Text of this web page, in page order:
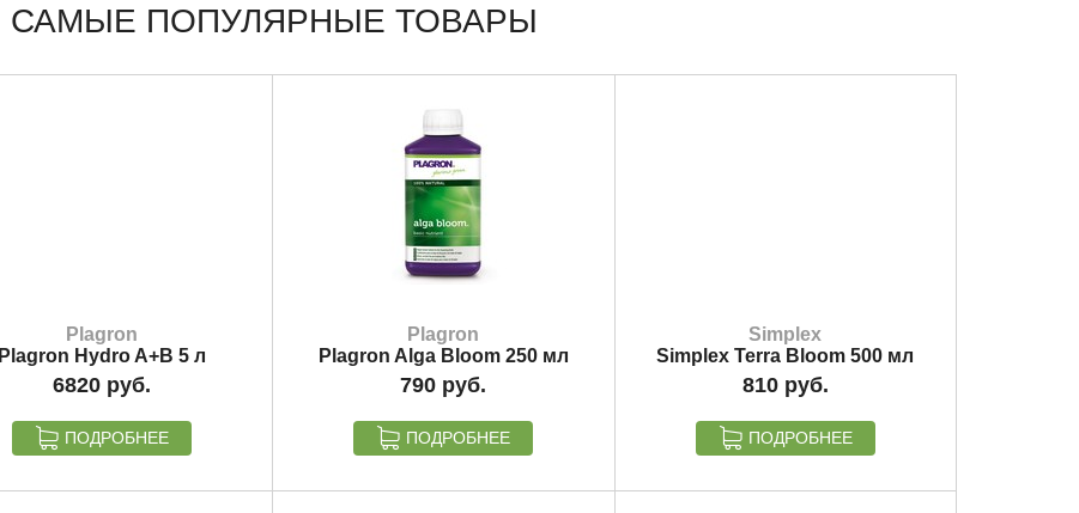
САМЫЕ ПОПУЛЯРНЫЕ ТОВАРЫ
Plagron
Plagron Hydro A+B 5 л
6820
ПОДРОБНЕЕ
Plagron
Plagron Alga Bloom 250 мл
790
ПОДРОБНЕЕ
Simplex
Simplex Terra Bloom 500 мл
810
ПОДРОБНЕЕ